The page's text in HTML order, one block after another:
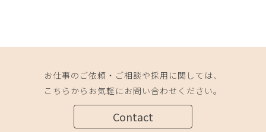
お仕事のご依頼・ご相談や採用に関しては、
こちらからお気軽にお問い合わせください。
Contact